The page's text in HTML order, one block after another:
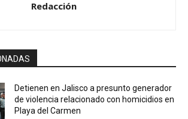
Redacción
Detienen en Jalisco a presunto generador
de violencia relacionado con homicidios en
Playa del Carmen